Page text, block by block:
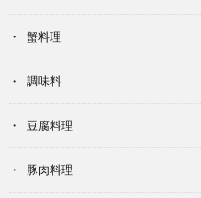
蟹料理
調味料
豆腐料理
豚肉料理